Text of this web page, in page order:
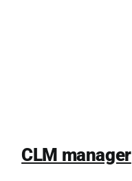
CLM manager